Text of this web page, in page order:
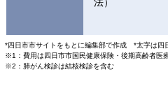
法）
*四日市市サイトをもとに編集部で作成 *太字は四
※1：費用は四日市市国民健康保険・後期⾼齢者医
※2：肺がん検診は結核検診を含む